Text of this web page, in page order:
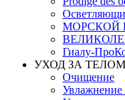
МОРСКОЙ
Гиалу-
УХОД ЗА ТЕЛОМ
Очищение
Увлажнение